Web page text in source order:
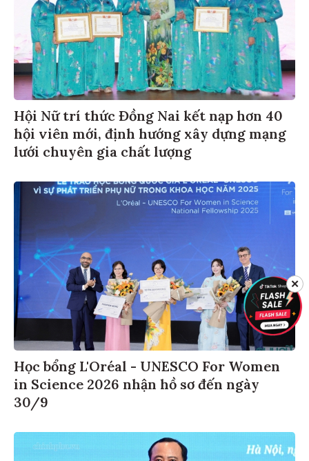
Hội Nữ trí thức Đồng Nai kết nạp hơn 40
hội viên mới, định hướng xây dựng mạng
lưới chuyên gia chất lượng
Học bổng L'Oréal - UNESCO For Women
in Science 2026 nhận hồ sơ đến ngày
30/9
✕